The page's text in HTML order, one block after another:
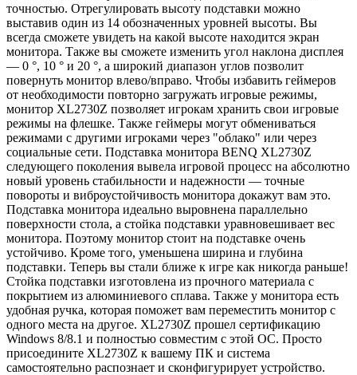
точностью. Отрегулировать высоту подставки можно
выставив один из 14 обозначенных уровней высоты. Вы
всегда сможете увидеть на какой высоте находится экран
монитора. Также вы сможете изменить угол наклона дисплея
— 0 °, 10 ° и 20 °, а широкий диапазон углов позволит
повернуть монитор влево/вправо. Чтобы избавить геймеров
от необходимости повторно загружать игровые режимы,
монитор XL2730Z позволяет игрокам хранить свои игровые
режимы на флешке. Также геймеры могут обмениваться
режимами с другими игроками через "облако" или через
социальные сети. Подставка монитора BENQ XL2730Z
следующего поколения вывела игровой процесс на абсолютно
новый уровень стабильности и надежности — точные
повороты и виброустойчивость монитора докажут вам это.
Подставка монитора идеально выровнена параллельно
поверхности стола, а стойка подставки уравновешивает вес
монитора. Поэтому монитор стоит на подставке очень
устойчиво. Кроме того, уменьшена ширина и глубина
подставки. Теперь вы стали ближе к игре как никогда раньше!
Стойка подставки изготовлена из прочного материала с
покрытием из алюминиевого сплава. Также у монитора есть
удобная ручка, которая поможет вам переместить монитор с
одного места на другое. XL2730Z прошел сертификацию
Windows 8/8.1 и полностью совместим с этой ОС. Просто
присоедините XL2730Z к вашему ПК и система
самостоятельно распознает и сконфигурирует устройство.